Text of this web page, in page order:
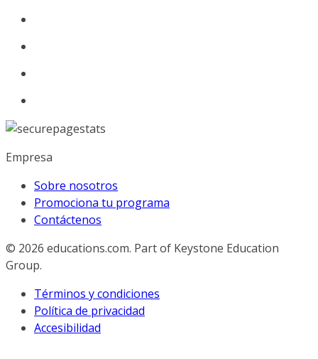
Empresa
Sobre nosotros
Promociona tu programa
Contáctenos
© 2026 educations.com. Part of Keystone Education
Group.
Términos y condiciones
Política de privacidad
Accesibilidad